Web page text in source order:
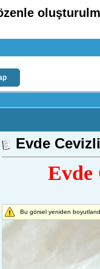
Evde
Evde
Bu görsel yeniden